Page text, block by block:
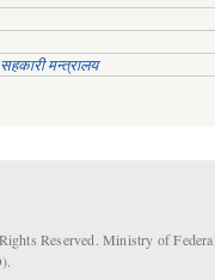
मन्त्रालय
Reserved. Ministry of